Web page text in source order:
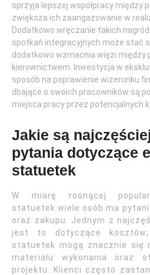
sprzyja lepszej współpracy między
zwiększa ich zaangażowanie w
Dodatkowo wręczanie takich
spotkań integracyjnych może stać
dodatkowo wzmacnia więzi między
kierownictwem. Inwestycja w
sposób na poprawienie wizerunku
dbające o swoich pracowników są
miejsca pracy przez potencjalnych
Jakie są
pytania dotyczące
statuetek
W miarę rosnącej
statuetek wiele osób ma
oraz zakupu. Jednym z
jest to dotyczące kosztów;
statuetek mogą znacznie się
materiału wykonania oraz
projektu. Klienci często